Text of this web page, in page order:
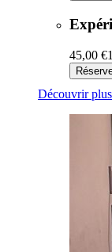
45,00 €
Découvrir